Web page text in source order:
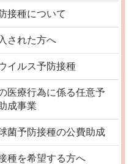
接種について
された方へ
イルス予防接種
医療行為に係る任意予
成事業
菌予防接種の公費助成
種を希望する方へ